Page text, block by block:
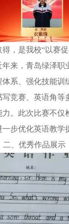
，是我校“以赛
来，青岛绿泽职
系、强化技能训
竞赛、英语角等
。此次比赛不仅
步优化英语教学
二、优秀作品展示